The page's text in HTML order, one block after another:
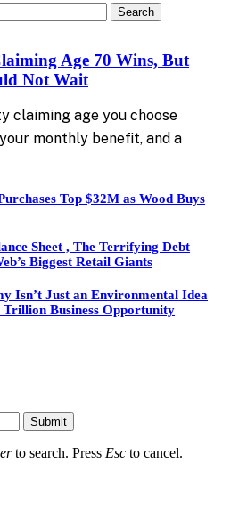
Age 70 Wins, But
Not Wait
claiming age you choose
monthly benefit, and a
Top $32M as Wood Buys
Sheet , The Terrifying Debt
Biggest Retail Giants
Isn’t Just an Environmental Idea
Business Opportunity
Submit
to search. Press Esc to cancel.